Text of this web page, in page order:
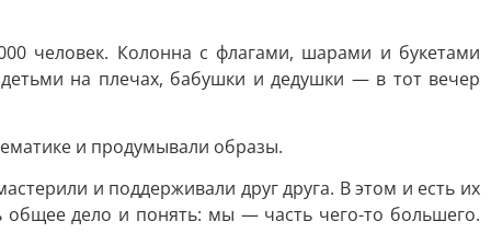
человек. Колонна с флагами, шарами и букетами
на плечах, бабушки и дедушки — в тот вечер
и продумывали образы.
и поддерживали друг друга. В этом и есть их
дело и понять: мы — часть чего-то большего.